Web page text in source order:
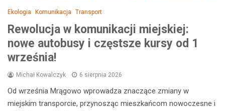
Ekologia Komunikacja Transport
Rewolucja w komunikacji miejskiej:
nowe autobusy i częstsze kursy od 1
września!
Michał Kowalczyk 6 sierpnia 2026
Od września Mrągowo wprowadza znaczące zmiany w
miejskim transporcie, przynosząc mieszkańcom nowoczesne i